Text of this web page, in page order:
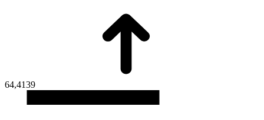
64,4139